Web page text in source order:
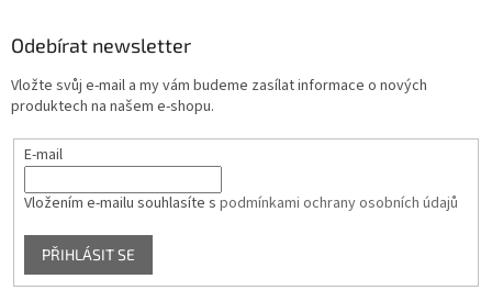
Odebírat newsletter
Vložte svůj e-mail a my vám budeme zasílat informace o nových
produktech na našem e-shopu.
E-mail
Vložením e-mailu souhlasíte s podmínkami ochrany osobních údajů
PŘIHLÁSIT SE